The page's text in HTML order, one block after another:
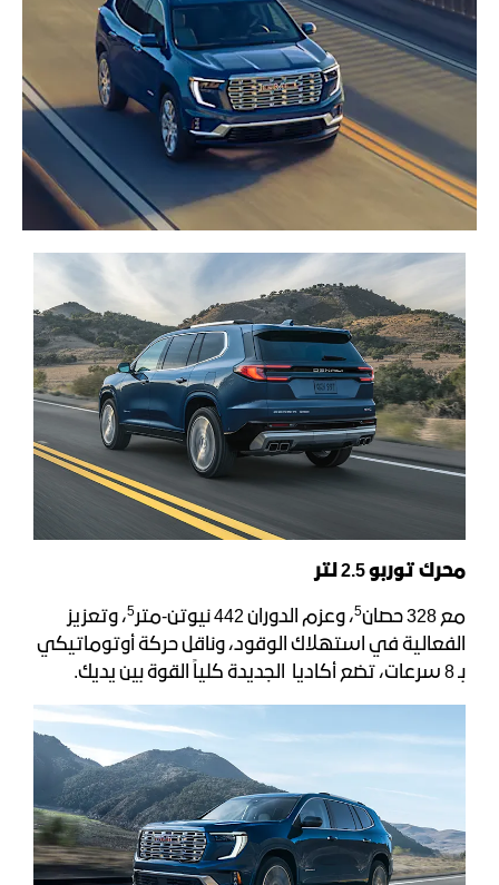
محرك توربو2.5لتر
مع 328 حصان
5، وعزم الدوران 442 نيوتن-متر 5، وتعزيز
الفعالية في استهلاك الوقود، وناقل حركة أوتوماتيكي
بـ 8 سرعات، تضع أكاديا الجديدة كلياً القوة بين يديك.